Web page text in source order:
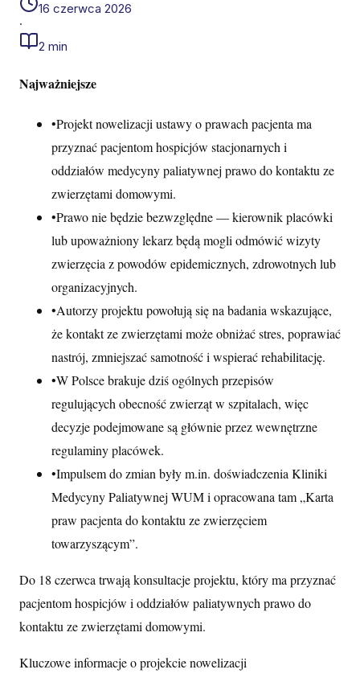
16 czerwca 2026
·
2 min
Najważniejsze
•Projekt nowelizacji ustawy o prawach pacjenta ma
przyznać pacjentom hospicjów stacjonarnych i
oddziałów medycyny paliatywnej prawo do kontaktu ze
zwierzętami domowymi.
•Prawo nie będzie bezwzględne — kierownik placówki
lub upoważniony lekarz będą mogli odmówić wizyty
zwierzęcia z powodów epidemicznych, zdrowotnych lub
organizacyjnych.
•Autorzy projektu powołują się na badania wskazujące,
że kontakt ze zwierzętami może obniżać stres, poprawiać
nastrój, zmniejszać samotność i wspierać rehabilitację.
•W Polsce brakuje dziś ogólnych przepisów
regulujących obecność zwierząt w szpitalach, więc
decyzje podejmowane są głównie przez wewnętrzne
regulaminy placówek.
•Impulsem do zmian były m.in. doświadczenia Kliniki
Medycyny Paliatywnej WUM i opracowana tam „Karta
praw pacjenta do kontaktu ze zwierzęciem
towarzyszącym”.
Do 18 czerwca trwają konsultacje projektu, który ma przyznać
pacjentom hospicjów i oddziałów paliatywnych prawo do
kontaktu ze zwierzętami domowymi.
Kluczowe informacje o projekcie nowelizacji